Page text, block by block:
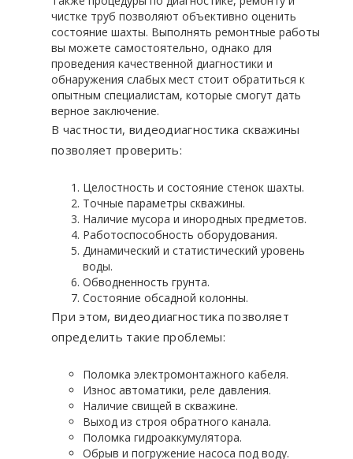
чистке труб позволяют объективно оценить
состояние шахты. Выполнять ремонтные работы
вы можете самостоятельно, однако для
проведения качественной диагностики и
обнаружения слабых мест стоит обратиться к
опытным специалистам, которые смогут дать
верное заключение.
В частности, видеодиагностика скважины
позволяет проверить:
Целостность и состояние стенок шахты.
Точные параметры скважины.
Наличие мусора и инородных предметов.
Работоспособность оборудования.
Динамический и статистический уровень
воды.
Обводненность грунта.
Состояние обсадной колонны.
При этом, видеодиагностика позволяет
определить такие проблемы:
Поломка электромонтажного кабеля.
Износ автоматики, реле давления.
Наличие свищей в скважине.
Выход из строя обратного канала.
Поломка гидроаккумулятора.
Обрыв и погружение насоса под воду.